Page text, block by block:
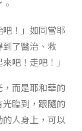
吧！」如同當耶
了醫治、救
吧！走吧！」
而是耶和華的
臨到，跟隨的
人身上，可以